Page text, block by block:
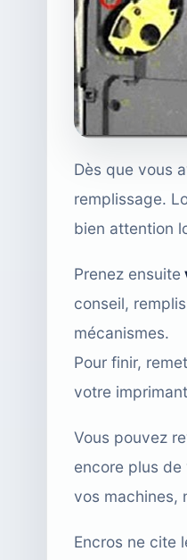
Dès que vous
remplissage.
bien attention
Prenez ensuite
conseil,
mécanismes.
Pour finir,
votre
Vous pouvez
encore plus de
vos machines,
Encros ne cite